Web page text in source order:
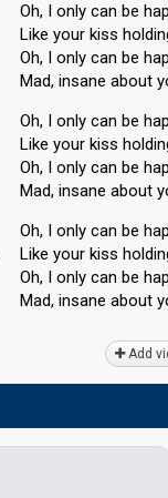
Oh, I only can be
Like your kiss
Oh, I only can be
Mad, insane about
Oh, I only can be
Like your kiss
Oh, I only can be
Mad, insane about
Oh, I only can be
Like your kiss
Oh, I only can be
Mad, inѕane аbout
Add